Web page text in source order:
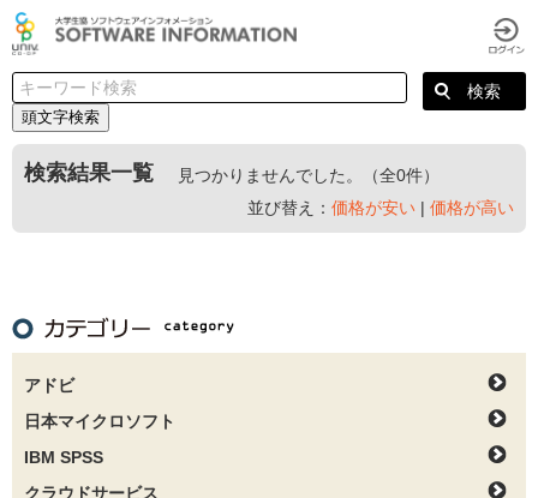
頭文字検索
検索結果一覧
見つかりませんでした。（全0件）
並び替え： 価格が安い | 価格が高い
アドビ
日本マイクロソフト
IBM SPSS
クラウドサービス